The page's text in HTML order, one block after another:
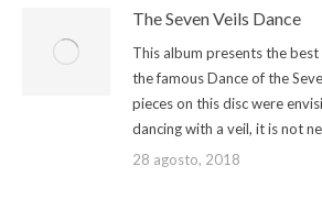
The Seven Veils Dance
This album presents the
the famous Dance of the
pieces on this disc were
dancing with a veil, it is not
28 agosto, 2018